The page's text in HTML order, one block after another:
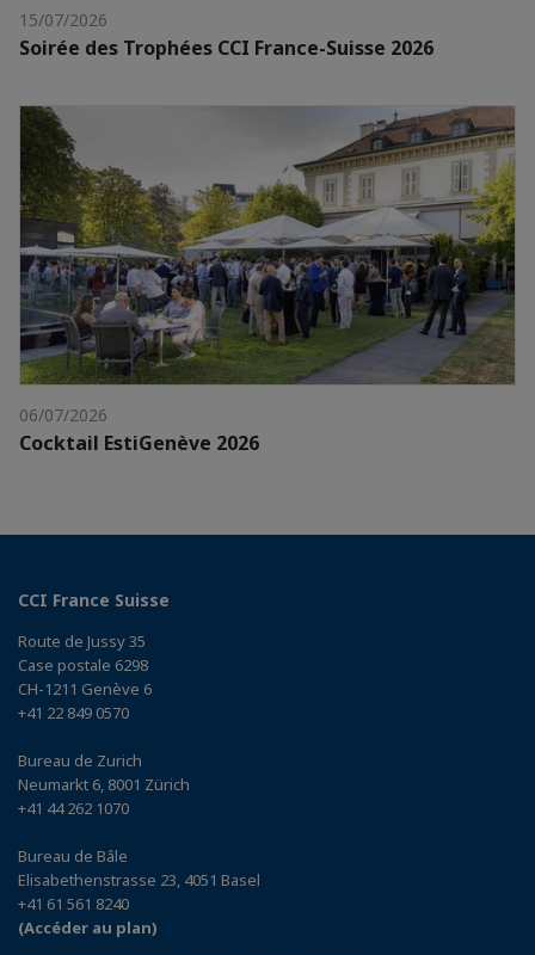
15/07/2026
Soirée des Trophées CCI France-Suisse 2026
06/07/2026
Cocktail EstiGenève 2026
CCI France Suisse
Route de Jussy 35
Case postale 6298
CH-1211 Genève 6
+41 22 849 0570
Bureau de Zurich
Neumarkt 6, 8001 Zürich
+41 44 262 1070
Bureau de Bâle
Elisabethenstrasse 23, 4051 Basel
+41 61 561 8240
(Accéder au plan)